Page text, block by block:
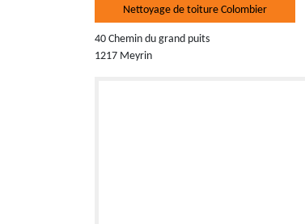
Nettoyage de toiture Colombier
40 Chemin du grand puits
1217 Meyrin